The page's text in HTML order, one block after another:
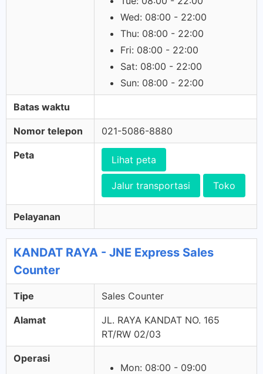
Wed: 08:00 - 22:00
Thu: 08:00 - 22:00
Fri: 08:00 - 22:00
Sat: 08:00 - 22:00
Sun: 08:00 - 22:00
Batas waktu
Nomor telepon 021-5086-8880
Peta Lihat peta
Jalur transportasi Toko
Pelayanan
KANDAT RAYA - JNE Express Sales
Counter
Tipe Sales Counter
Alamat
JL. RAYA KANDAT NO. 165
RT/RW 02/03
Operasi
Mon: 08:00 - 09:00